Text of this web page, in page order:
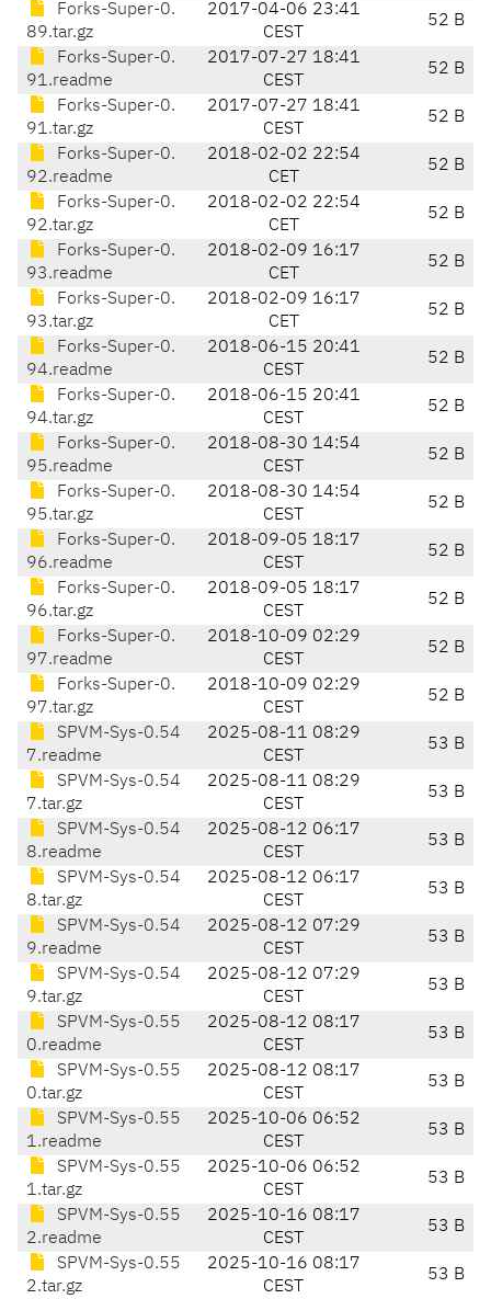
Forks-Super-0.
89.tar.gz
2017-04-06 23:41
CEST
52 B
Forks-Super-0.
91.readme
2017-07-27 18:41
CEST
52 B
Forks-Super-0.
91.tar.gz
2017-07-27 18:41
CEST
52 B
Forks-Super-0.
92.readme
2018-02-02 22:54
CET
52 B
Forks-Super-0.
92.tar.gz
2018-02-02 22:54
CET
52 B
Forks-Super-0.
93.readme
2018-02-09 16:17
CET
52 B
Forks-Super-0.
93.tar.gz
2018-02-09 16:17
CET
52 B
Forks-Super-0.
94.readme
2018-06-15 20:41
CEST
52 B
Forks-Super-0.
94.tar.gz
2018-06-15 20:41
CEST
52 B
Forks-Super-0.
95.readme
2018-08-30 14:54
CEST
52 B
Forks-Super-0.
95.tar.gz
2018-08-30 14:54
CEST
52 B
Forks-Super-0.
96.readme
2018-09-05 18:17
CEST
52 B
Forks-Super-0.
96.tar.gz
2018-09-05 18:17
CEST
52 B
Forks-Super-0.
97.readme
2018-10-09 02:29
CEST
52 B
Forks-Super-0.
97.tar.gz
2018-10-09 02:29
CEST
52 B
SPVM-Sys-0.54
7.readme
2025-08-11 08:29
CEST
53 B
SPVM-Sys-0.54
7.tar.gz
2025-08-11 08:29
CEST
53 B
SPVM-Sys-0.54
8.readme
2025-08-12 06:17
CEST
53 B
SPVM-Sys-0.54
8.tar.gz
2025-08-12 06:17
CEST
53 B
SPVM-Sys-0.54
9.readme
2025-08-12 07:29
CEST
53 B
SPVM-Sys-0.54
9.tar.gz
2025-08-12 07:29
CEST
53 B
SPVM-Sys-0.55
0.readme
2025-08-12 08:17
CEST
53 B
SPVM-Sys-0.55
0.tar.gz
2025-08-12 08:17
CEST
53 B
SPVM-Sys-0.55
1.readme
2025-10-06 06:52
CEST
53 B
SPVM-Sys-0.55
1.tar.gz
2025-10-06 06:52
CEST
53 B
SPVM-Sys-0.55
2.readme
2025-10-16 08:17
CEST
53 B
SPVM-Sys-0.55
2.tar.gz
2025-10-16 08:17
CEST
53 B